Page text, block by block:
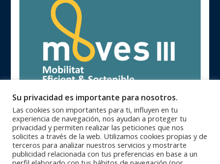
Oficinas Centrales 93 846 62 28 |Zona Catalunya
93 840 71 25 |
Su privacidad es importante para nosotros.
Las cookies son importantes para ti, influyen en tu
experiencia de navegación, nos ayudan a proteger tu
privacidad y permiten realizar las peticiones que nos
solicites a través de la web. Utilizamos cookies propias y de
terceros para analizar nuestros servicios y mostrarte
publicidad relacionada con tus preferencias en base a un